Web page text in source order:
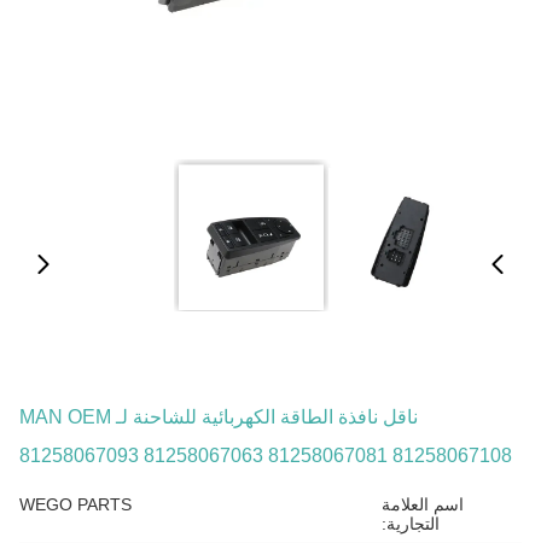
ناقل نافذة الطاقة الكهربائية للشاحنة لـ MAN OEM
81258067093 81258067063 81258067081 81258067108
اسم العلامة
التجارية:
WEGO PARTS